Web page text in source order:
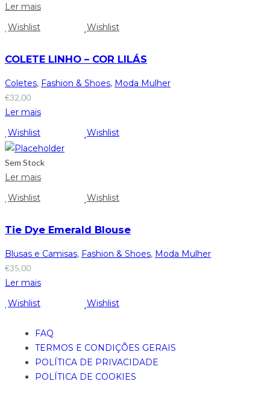
Ler mais
Wishlist
Wishlist
COLETE LINHO – COR LILÁS
Coletes, Fashion & Shoes, Moda Mulher
€32,00
Ler mais
Wishlist
Wishlist
Sem Stock
Ler mais
Wishlist
Wishlist
Tie Dye Emerald Blouse
Blusas e Camisas, Fashion & Shoes, Moda Mulher
€35,00
Ler mais
Wishlist
Wishlist
FAQ
TERMOS E CONDIÇÕES GERAIS
POLÍTICA DE PRIVACIDADE
POLÍTICA DE COOKIES